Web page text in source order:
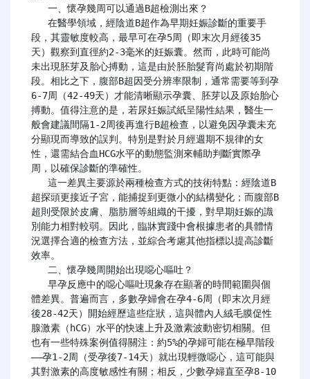
段，其靈敏度較高，最早可在孕5周（即末次月經後35
天）觀察到直徑約2-3毫米的妊娠囊。然而，此時可能尚
未出現胚芽及胎心搏動，這是由於胚胎髮育尚處於初期階
段。相比之下，腹部B超因受分辨率限制，通常需要等到孕
6-7周（42-49天）才能清晰顯示孕囊、胚芽以及原始胎心
搏動。值得注意的是，若尿妊娠試紙呈陽性結果，醫生一
般會建議間隔1-2周後再進行B超檢查，以避免因孕囊未充
分顯現而導致的誤判。特別是對於月經週期不規律的女
性，還需結合血HCG水平的動態監測來輔助判斷實際孕
周，以確保診斷的準確性。
超探頭更接近子宮，能捕捉到更微小的結構變化；而腹部B
超則受限於皮膚、脂肪層等組織的干擾，對早期妊娠的識
別能力相對較弱。因此，臨牀實踐中會根據患者的具體情
況選擇合適的檢查方法，並綜合考慮其他指標以提高診斷
效率。
體差異。普遍而言，多數孕婦會在孕4-6周（即末次月經
後28-42天）開始經歷這些症狀，這與體內人絨毛膜促性
腺激素（hCG）水平的快速上升及激素波動密切相關。但
也有一些特殊案例值得關注：約5%的孕婦可能在極早階段
——孕1-2周（受孕後7-14天）就出現輕微噁心，這可能與
其對激素的高度敏感性有關；相反，少數孕婦直至孕8-10